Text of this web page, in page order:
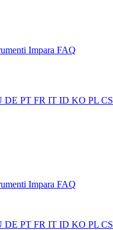
Impara FAQ
DE PT FR IT ID KO PL CS
Impara FAQ
DE PT FR IT ID KO PL CS